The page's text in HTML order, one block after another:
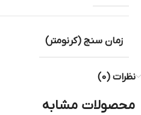
زمان سنج (کرنومتر)
نظرات (0)
محصولات مشابه